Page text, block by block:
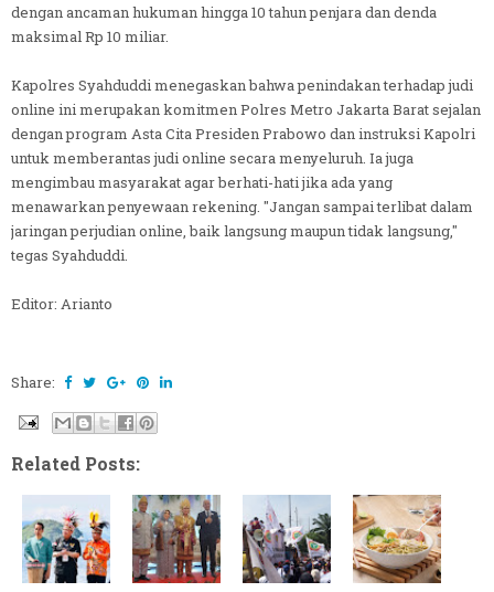
dengan ancaman hukuman hingga 10 tahun penjara dan denda
maksimal Rp 10 miliar.
Kapolres Syahduddi menegaskan bahwa penindakan terhadap judi
online ini merupakan komitmen Polres Metro Jakarta Barat sejalan
dengan program Asta Cita Presiden Prabowo dan instruksi Kapolri
untuk memberantas judi online secara menyeluruh. Ia juga
mengimbau masyarakat agar berhati-hati jika ada yang
menawarkan penyewaan rekening. "Jangan sampai terlibat dalam
jaringan perjudian online, baik langsung maupun tidak langsung,"
tegas Syahduddi.
Editor: Arianto
Share:
Related Posts: